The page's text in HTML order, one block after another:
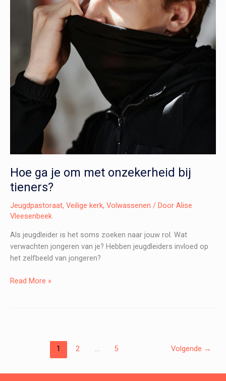
Hoe ga je om met onzekerheid bij
tieners?
Jeugdpastoraat, Veilige kerk, Volwassenen / Door Alise
Vleesenbeek
Als jeugdleider is het soms zoeken naar jouw rol. Wat
verwachten jongeren van je? Hebben jeugdleiders invloed op
het zelfbeeld van jongeren?
Hoe
Read More »
1 2 … 5 Volgende →